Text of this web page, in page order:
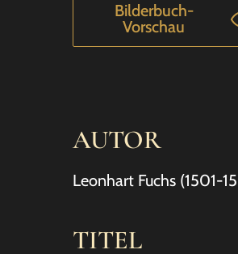
Bilderbuch-
Vorschau
AUTOR
Leonhart Fuchs (1501-
TITEL